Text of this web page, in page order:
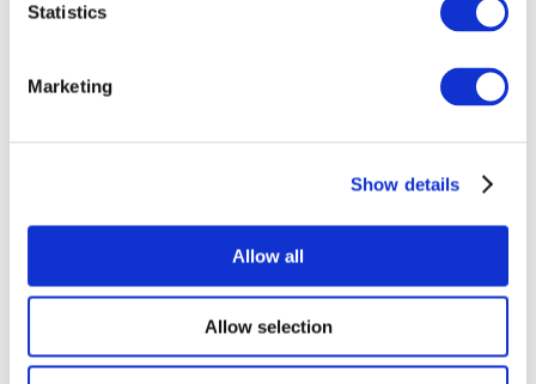
Statistics
Marketing
Show details
Allow all
Allow selection
Todos os
Concertos